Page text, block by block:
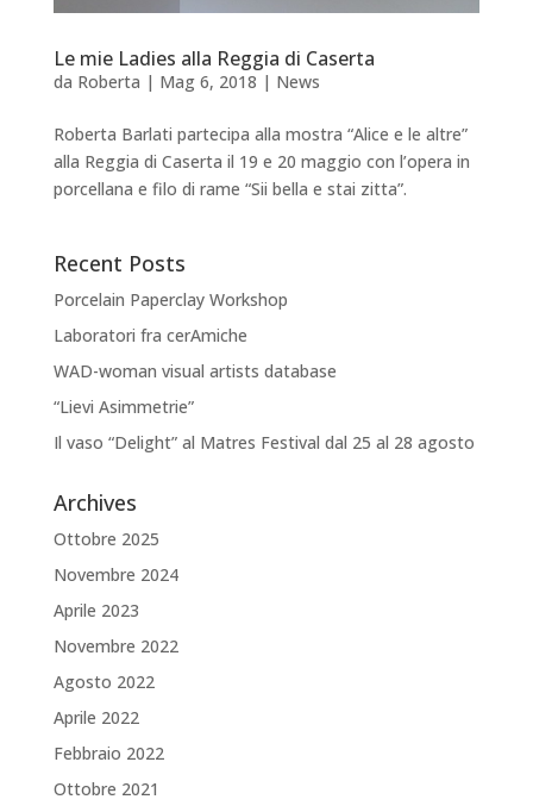
Le mie Ladies alla Reggia di Caserta
da Roberta | Mag 6, 2018 | News
Roberta Barlati partecipa alla mostra “Alice e le altre”
alla Reggia di Caserta il 19 e 20 maggio con l’opera in
porcellana e filo di rame “Sii bella e stai zitta”.
Recent Posts
Porcelain Paperclay Workshop
Laboratori fra cerAmiche
WAD-woman visual artists database
“Lievi Asimmetrie”
Il vaso “Delight” al Matres Festival dal 25 al 28 agosto
Archives
Ottobre 2025
Novembre 2024
Aprile 2023
Novembre 2022
Agosto 2022
Aprile 2022
Febbraio 2022
Ottobre 2021